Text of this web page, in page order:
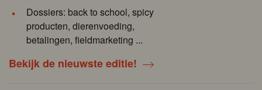
Dossiers: back to school, spicy
producten, dierenvoeding,
betalingen, fieldmarketing ...
Bekijk de nieuwste editie!